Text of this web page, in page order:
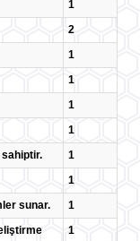
1
2
1
1
1
1
1
1
sunar.
1
1